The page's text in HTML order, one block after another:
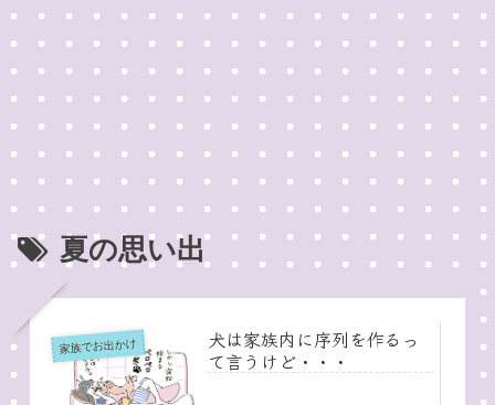
夏の思い出
家族でお出かけ
犬は家族内に序列を作るっ
て言うけど・・・